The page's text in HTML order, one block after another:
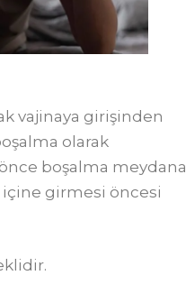
vajinaya girişinden
olarak
boşalma meydana
girmesi öncesi